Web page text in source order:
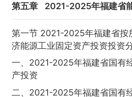
第五章 2021-2025年福建省
第一节 2021-2025年福建省按
济能源工业固定资产投资投资
一、2021-2025年福建省国有
产投资
二、2021-2025年福建省国有